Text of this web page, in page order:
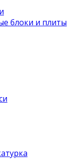
блоки и плиты